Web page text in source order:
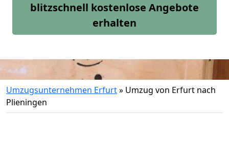
blitzschnell kostenlose Angebote
erhalten
Umzugsunternehmen Erfurt» Umzug von Erfurt nach
Plieningen